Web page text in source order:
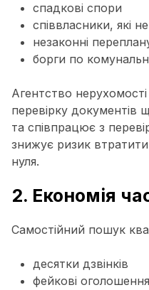
спадкові спори
співвласники, які
незаконні
борги по
Агентство
перевірку документів
та співпрацює з
знижує ризик
нуля.
2. Економія
Самостійний пошук
десятки дзвінків
фейкові оголошення